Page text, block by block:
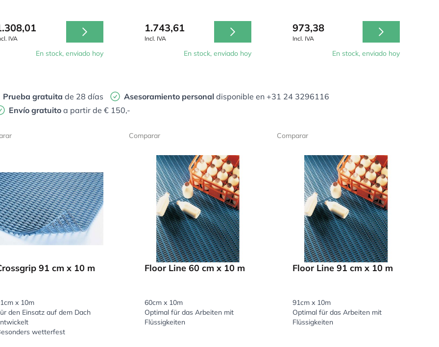
IVA
En stock, enviado hoy
1.743,61
Incl. IVA
En stock, enviado hoy
973,38
Incl. IVA
En stock, enviado hoy
Prueba gratuita de 28 días Asesoramiento personal disponible en +31 24 3296116
Envío gratuito a partir de € 150,-
91 cm x 10 m
x 10m
den Einsatz auf dem Dach
wetterfest
Comparar
Floor Line 60 cm x 10 m
60cm x 10m
Optimal für das Arbeiten mit
Flüssigkeiten
Comparar
Floor Line 91 cm x 10 m
91cm x 10m
Optimal für das Arbeiten mit
Flüssigkeiten